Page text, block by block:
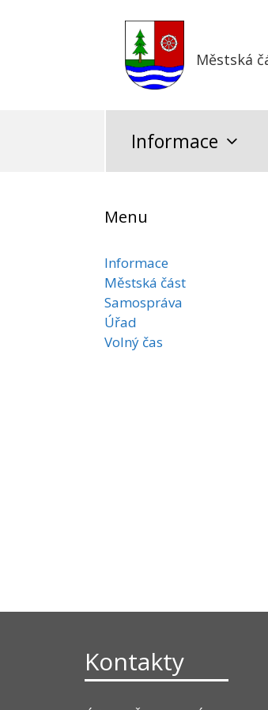
Městská
Informace
Menu
Informace
Městská část
Samospráva
Úřad
Volný čas
Kontakty